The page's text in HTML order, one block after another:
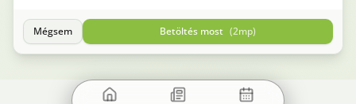
Mégsem Betöltés most (2mp)